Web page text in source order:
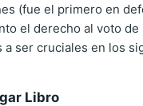
(fue el primero en
el derecho al voto de
a ser cruciales en los
Libro